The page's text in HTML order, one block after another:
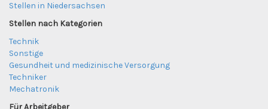
Stellen in Niedersachsen
Stellen nach Kategorien
Technik
Sonstige
Gesundheit und medizinische Versorgung
Techniker
Mechatronik
Für Arbeitgeber